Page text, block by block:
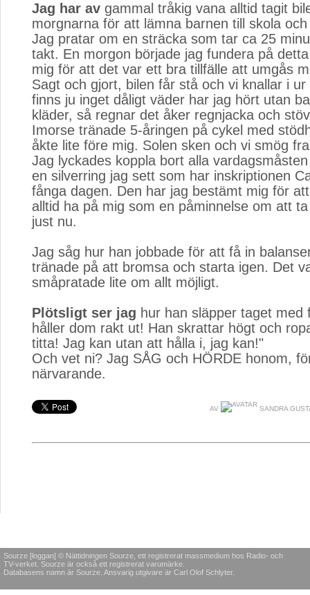
Jag har av gammal tråkig vana alltid tagit
morgnarna för att lämna barnen till skola
Jag pratar om en sträcka som tar ca 25
takt. En morgon började jag fundera på
mig för att det var ett bra tillfälle att umgås
Sagt och gjort, bilen får stå och vi knallar i
finns ju inget dåligt väder har jag hört utan
kläder, så regnar det åker regnjacka och
Imorse tränade 5-åringen på cykel med
åkte lite före mig. Solen sken och vi smög
Jag lyckades koppla bort alla
en silverring jag sett som har inskriptionen
fånga dagen. Den har jag bestämt mig för
alltid ha på mig som en påminnelse om att
just nu.
Jag såg hur han jobbade för att få in
tränade på att bromsa och starta igen. Det
småpratade lite om allt möjligt.
Plötsligt ser jag hur han släpper taget med
håller dom rakt ut! Han skrattar högt och
titta! Jag kan utan att hålla i, jag kan!"
Och vet ni? Jag SÅG och HÖRDE honom,
närvarande.
AV SANDRA
Sourze [loggan] © Nättidningen Sourze, ett registrerat massmedium hos Radio- och
TV-verket. Sourze är också ett registrerat varumärke.
Databasens namn är Sourze. Ansvarig utgivare är Carl Olof Schlyter.